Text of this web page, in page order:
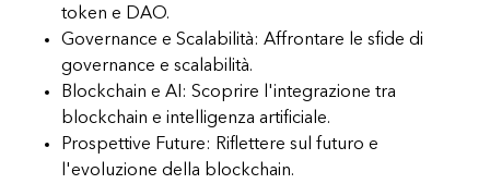
token e DAO.
Governance e Scalabilità: Affrontare le sfide di
governance e scalabilità.
Blockchain e AI: Scoprire l'integrazione tra
blockchain e intelligenza artificiale.
Prospettive Future: Riflettere sul futuro e
l'evoluzione della blockchain.